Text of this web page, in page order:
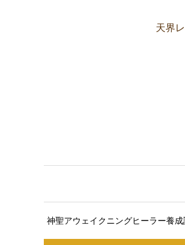
天界
神聖アウェイクニングヒーラー養